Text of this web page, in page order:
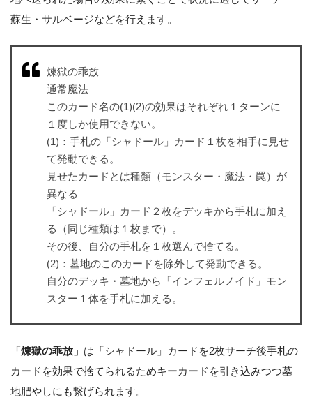
蘇生・サルベージなどを行えます。
煉獄の乖放
通常魔法
このカード名の(1)(2)の効果はそれぞれ１ターンに
１度しか使用できない。
(1)：手札の「シャドール」カード１枚を相手に見せ
て発動できる。
見せたカードとは種類（モンスター・魔法・罠）が
異なる
「シャドール」カード２枚をデッキから手札に加え
る（同じ種類は１枚まで）。
その後、自分の手札を１枚選んで捨てる。
(2)：墓地のこのカードを除外して発動できる。
自分のデッキ・墓地から「インフェルノイド」モン
スター１体を手札に加える。
「煉獄の乖放」 は「シャドール」カードを2枚サーチ後手札の
カードを効果で捨てられるためキーカードを引き込みつつ墓
地肥やしにも繋げられます。